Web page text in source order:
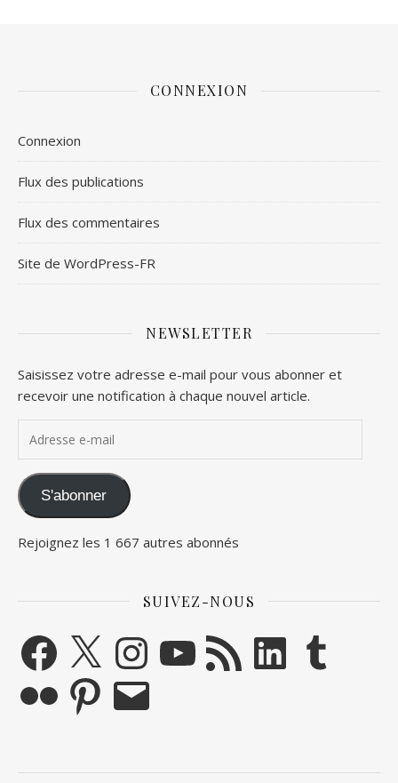
CONNEXION
Connexion
Flux des publications
Flux des commentaires
Site de WordPress-FR
NEWSLETTER
Saisissez votre adresse e-mail pour vous abonner et
recevoir une notification à chaque nouvel article.
S'abonner
Rejoignez les 1 667 autres abonnés
SUIVEZ-NOUS
Facebook
X InstagramYouTubeFlux RSSLinkedIn Tumblr
PinterestE-mail